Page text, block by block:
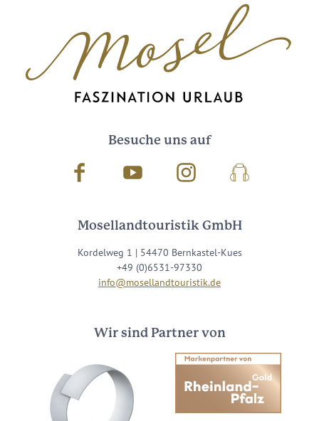
Besuche uns auf
Facebook Youtube InstagramPodcast
Mosellandtouristik GmbH
Kordelweg 1 | 54470 Bernkastel-Kues
+49 (0)6531-97330
info@mosellandtouristik.de
Wir sind Partner von